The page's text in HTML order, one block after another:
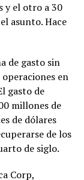
y el otro a 30
asunto. Hace
de gasto sin
en
gasto de
millones de
de dólares
de los
de siglo.
Corp,